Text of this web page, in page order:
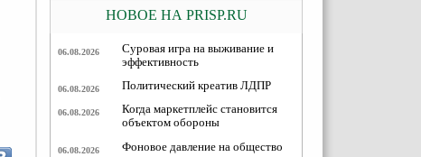
НОВОЕ НА PRISP.RU
06.08.2026
Суровая игра на выживание и
эффективность
06.08.2026 Политический креатив ЛДПР
06.08.2026
Когда маркетплейс становится
объектом обороны
06.08.2026 Фоновое давление на общество